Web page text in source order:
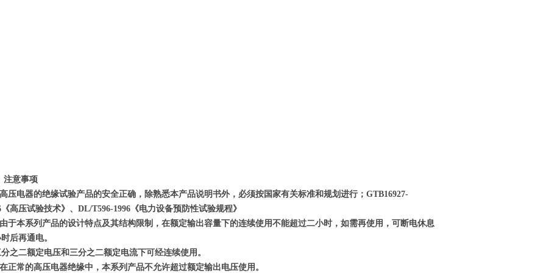
注意事项
高压电器的绝缘试验产品的安全正确，除熟悉本产品说明书外，必须按国家有关标准和规划进行；GTB16927-
《高压试验技术》、DL/T596-1996《电力设备预防性试验规程》
由于本系列产品的设计特点及其结构限制，在额定输出容量下的连续使用不能超过二小时，如需再使用，可断电休息
后再通电。
之二额定电压和三分之二额定电流下可经连续使用。
在正常的高压电器绝缘中，本系列产品不允许超过额定输出电压使用。